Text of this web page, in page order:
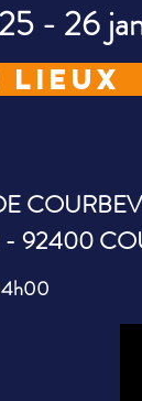
- 26
lieux
- 92400